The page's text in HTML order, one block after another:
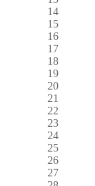
14
15
16
17
18
19
20
21
22
23
24
25
26
27